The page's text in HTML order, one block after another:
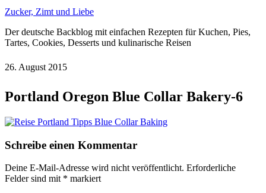
Zucker, Zimt und Liebe
Der deutsche Backblog mit einfachen Rezepten für Kuchen, Pies,
Tartes, Cookies, Desserts und kulinarische Reisen
26. August 2015
Portland Oregon Blue Collar Bakery-6
Schreibe einen Kommentar
Deine E-Mail-Adresse wird nicht veröffentlicht. Erforderliche
Felder sind mit * markiert